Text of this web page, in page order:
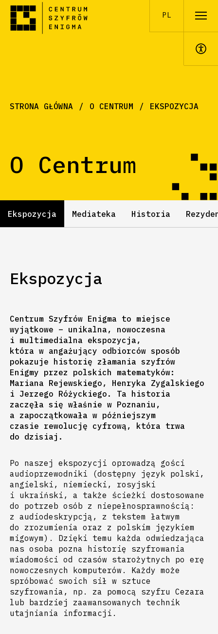
PL
STRONA GŁÓWNA O CENTRUM EKSPOZYCJA
O Centrum
Ekspozycja Mediateka Historia
Ekspozycja
Centrum Szyfrów Enigma to miejsce
wyjątkowe – unikalna, nowoczesna
i multimedialna ekspozycja,
która w angażujący odbiorców sposób
pokazuje historię złamania szyfrów
Enigmy przez polskich matematyków:
Mariana Rejewskiego, Henryka Zygalskiego
i Jerzego Różyckiego. Ta historia
zaczęła się właśnie w Poznaniu,
a zapoczątkowała w późniejszym
czasie rewolucję cyfrową, która trwa
do dzisiaj.
Po naszej ekspozycji oprowadzą gości
audioprzewodniki (dostępny język polski,
angielski, niemiecki, rosyjski
i ukraiński, a także ścieżki dostosowane
do potrzeb osób z niepełnosprawnością:
z audiodeskrypcją, z tekstem łatwym
do zrozumienia oraz z polskim językiem
migowym).
Dzięki temu każda odwiedzająca
nas osoba pozna historię szyfrowania
wiadomości od czasów starożytnych po erę
nowoczesnych komputerów. Każdy może
spróbować swoich sił w sztuce
szyfrowania, np. za pomocą szyfru Cezara
lub bardziej zaawansowanych technik
utajniania informacji.